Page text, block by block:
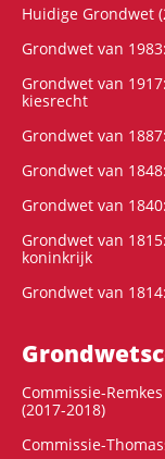
Huidige Grondwet
Grondwet van
Grondwet van
kiesrecht
Grondwet van
Grondwet van
Grondwet van
Grondwet van
koninkrijk
Grondwet van
Commissie-
(2017-2018)
Commissie-